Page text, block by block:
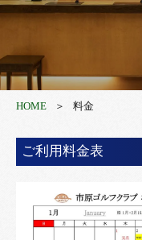
HOME 料金
ご利用料金表